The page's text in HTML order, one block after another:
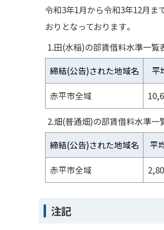
令和3年1月から令和3年12月ま
おりとなっております。
1.田(水稲)の部賃借料水準一覧
締結(公告)された地域名
平
赤平市全域
2.畑(普通畑)の部賃借料水準一
締結(公告)された地域名
平
赤平市全域
注記